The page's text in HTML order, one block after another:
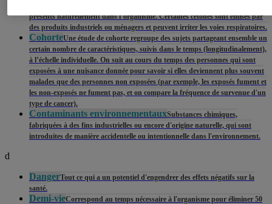
présents naturellement dans l’organisme. Certaines cétones sont émises par
des produits industriels ou ménagers et peuvent irriter les voies respiratoires.
CohorteUne étude de cohorte regroupe des sujets partageant ensemble un
certain nombre de caractéristiques, suivis dans le temps (longitudinalement),
à l’échelle individuelle. On suit au cours du temps des personnes qui sont
exposées à une nuisance donnée pour savoir si elles deviennent plus souvent
malades que des personnes non exposées (par exemple, les exposés fument et
les non-exposés ne fument pas, et on compare la fréquence de survenue d'un
type de cancer).
Contaminants environnementauxSubstances chimiques,
fabriquées à des fins industrielles ou encore d'origine naturelle, qui sont
introduites de manière accidentelle ou intentionnelle dans l'environnement.
d
DangerTout ce qui a un potentiel d'engendrer des effets négatifs sur la
santé.
Demi-vieCorrespond au temps nécessaire à l'organisme pour éliminer 50